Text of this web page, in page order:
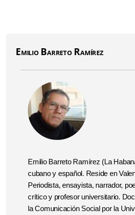
Emilio Barreto Ramírez
Emilio Barreto Ramírez (La
cubano y español. Reside en
Periodista, ensayista, narrador,
crítico y profesor universitario.
la Comunicación Social por la